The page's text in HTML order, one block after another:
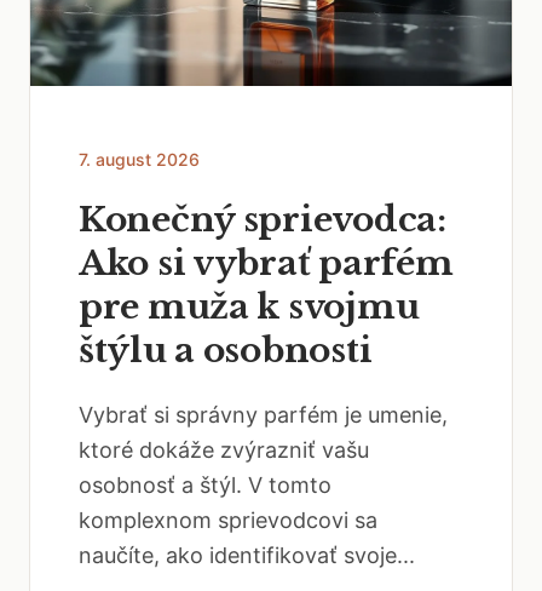
7. august 2026
Konečný sprievodca:
Ako si vybrať parfém
pre muža k svojmu
štýlu a osobnosti
Vybrať si správny parfém je umenie,
ktoré dokáže zvýrazniť vašu
osobnosť a štýl. V tomto
komplexnom sprievodcovi sa
naučíte, ako identifikovať svoje...